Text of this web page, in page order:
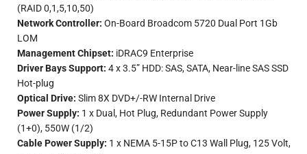
(RAID 0,1,5,10,50)
Network Controller: On-Board Broadcom 5720 Dual Port 1Gb
LOM
Management Chipset: iDRAC9 Enterprise
Driver Bays Support: 4 x 3.5” HDD: SAS, SATA, Near-line SAS SSD
Hot-plug
Optical Drive: Slim 8X DVD+/-RW Internal Drive
Power Supply: 1 x Dual, Hot Plug, Redundant Power Supply
(1+0), 550W (1/2)
Cable Power Supply: 1 x NEMA 5-15P to C13 Wall Plug, 125 Volt,